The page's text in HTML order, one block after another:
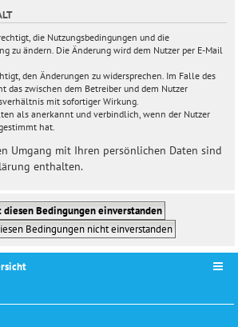
die Nutzungsbedingungen und die
zu ändern. Die Änderung wird dem Nutzer per E-Mail
den Änderungen zu widersprechen. Im Falle des
das zwischen dem Betreiber und dem Nutzer
mit sofortiger Wirkung.
als anerkannt und verbindlich, wenn der Nutzer
hat.
Umgang mit Ihren persönlichen Daten sind
enthalten.